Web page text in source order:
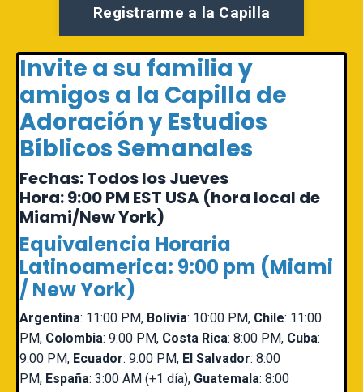
Registrarme a la Capilla
Invite a su familia y
amigos a la Capilla de
Adoración y Estudios
Bíblicos Semanales
Fechas:Todos los Jueves
Hora:9:00 PM EST USA (hora local de
Miami/New York)
Equivalencia Horaria
Latinoamerica: 9:00 pm (Miami
/ New York)
Argentina: 11:00 PM, Bolivia: 10:00 PM, Chile: 11:00
PM, Colombia: 9:00 PM, Costa Rica: 8:00 PM, Cuba:
9:00 PM, Ecuador: 9:00 PM, El Salvador: 8:00
PM, España: 3:00 AM (+1 día), Guatemala: 8:00